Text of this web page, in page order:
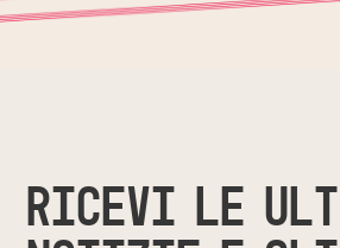
RICEVI LE